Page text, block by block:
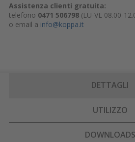
Assistenza clienti gratuita:
telefono 0471 506798(LU-VE 08.00-
o email a info@koppa.it
DETTAGLI
UTILIZZO
DOWNLOADS